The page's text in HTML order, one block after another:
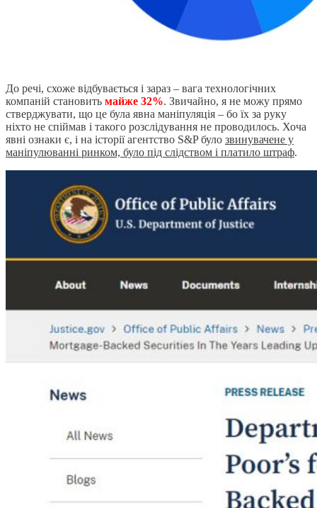
До речі, схоже відбувається і зараз – вага технологічних
компаній становить майже 32%. Звичайно, я не можу прямо
стверджувати, що це була явна маніпуляція – бо їх за руку
ніхто не спіймав і такого розслідування не проводилось. Хоча
явні ознаки є, і на історії агентство S&P було звинувачене у
маніпулюванні ринком, було під слідством і платило штраф.